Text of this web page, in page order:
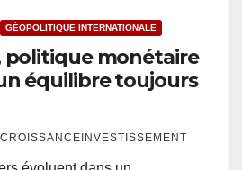
GÉOPOLITIQUE INTERNATIONALE
politique monétaire
équilibre toujours
CROISSANCEINVESTISSEMENT